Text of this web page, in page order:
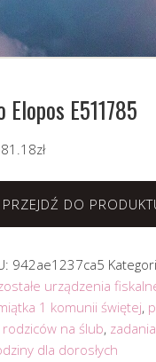
Elopos E511785
zł
PRZEJDŹ DO
942ae1237ca5
urządzenia
1 komunii świętej,
rodziców na ślub,
dla dorosłych